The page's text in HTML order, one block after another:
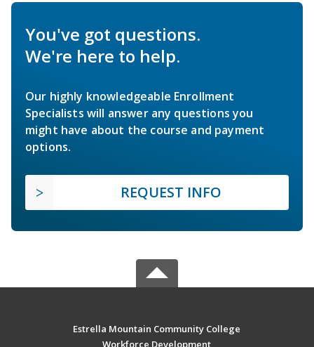
You've got questions.
We're here to help.
Our highly knowledgeable Enrollment
Specialists will answer any questions you
might have about the course and payment
options.
REQUEST INFO
Estrella Mountain Community College
Workforce Development